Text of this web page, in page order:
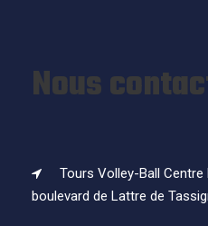
Nous
Tours Volley-Ball
boulevard de Lattre de